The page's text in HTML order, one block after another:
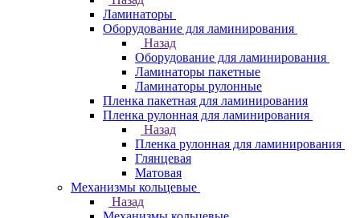
Ламинаторы
Оборудование для ламинирования
Назад
Оборудование для ламинирования
Ламинаторы пакетные
Ламинаторы рулонные
Пленка пакетная для ламинирования
Пленка рулонная для ламинирования
Назад
Пленка рулонная для ламинирования
Глянцевая
Матовая
Механизмы кольцевые
Назад